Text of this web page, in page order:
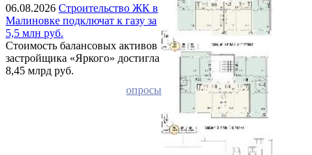
06.08.2026 Строительство ЖК в
Малиновке подключат к газу за
5,5 млн руб.
Стоимость балансовых активов
застройщика «Яркого» достигла
8,45 млрд руб.
опросы